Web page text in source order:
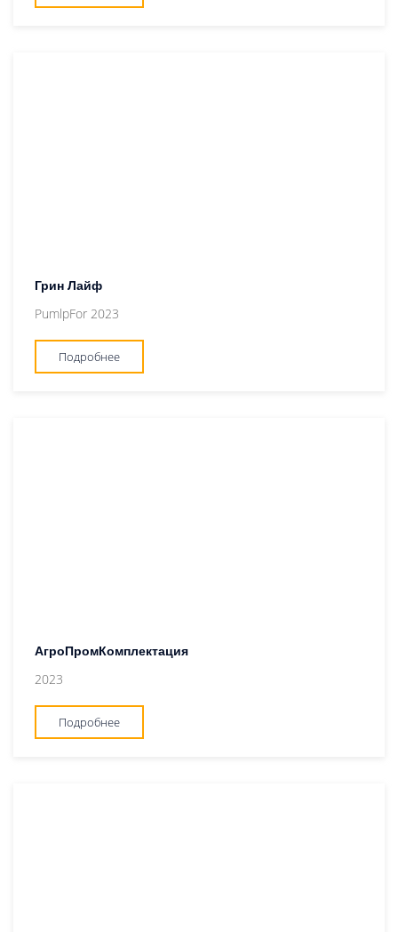
Грин Лайф
PumlpFor 2023
Подробнее
АгроПромКомплектация
2023
Подробнее